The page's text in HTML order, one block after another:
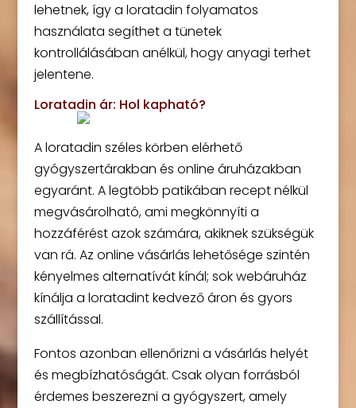
lehetnek, így a loratadin folyamatos
használata segíthet a tünetek
kontrollálásában anélkül, hogy anyagi terhet
jelentene.
Loratadin ár: Hol kapható?
A loratadin széles körben elérhető
gyógyszertárakban és online áruházakban
egyaránt. A legtöbb patikában recept nélkül
megvásárolható, ami megkönnyíti a
hozzáférést azok számára, akiknek szükségük
van rá. Az online vásárlás lehetősége szintén
kényelmes alternatívát kínál; sok webáruház
kínálja a loratadint kedvező áron és gyors
szállítással.
Fontos azonban ellenőrizni a vásárlás helyét
és megbízhatóságát. Csak olyan forrásból
érdemes beszerezni a gyógyszert, amely